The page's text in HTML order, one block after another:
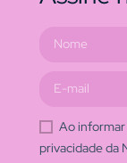
Ao informar
privacidade da